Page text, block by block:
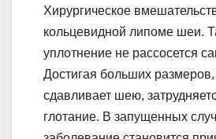
Хирургическое
кольцевидной липоме шеи.
уплотнение не рассосется
Достигая больших
сдавливает шею,
глотание. В запущенных